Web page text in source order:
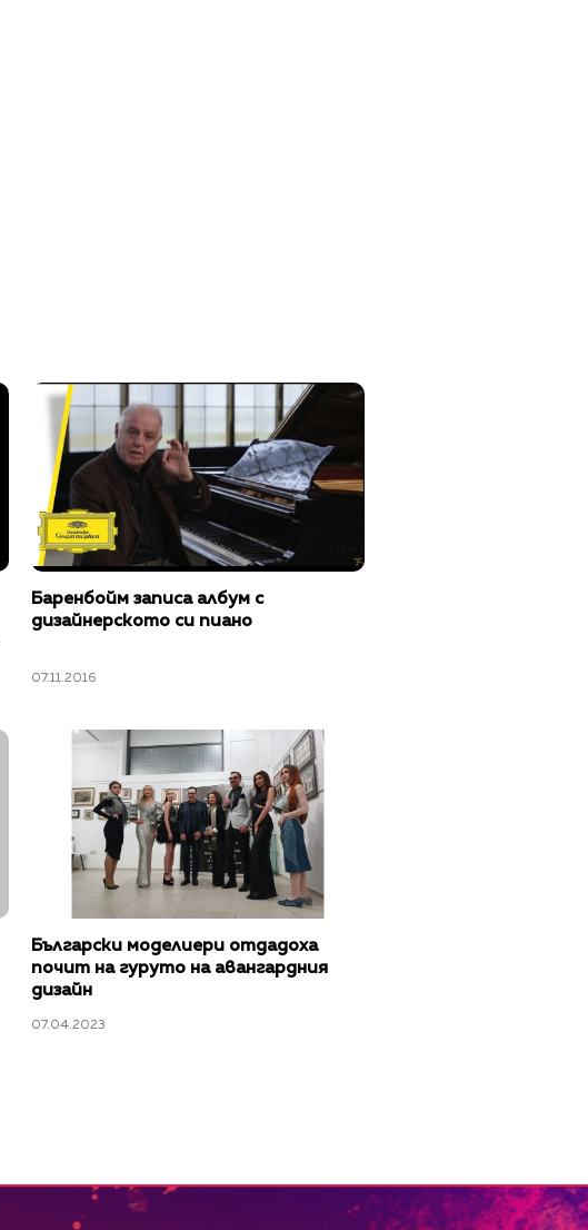
Баренбойм записа албум с
дизайнерското си пиано
07.11.2016
Български моделиери отдадоха
почит на гуруто на авангардния
дизайн
07.04.2023